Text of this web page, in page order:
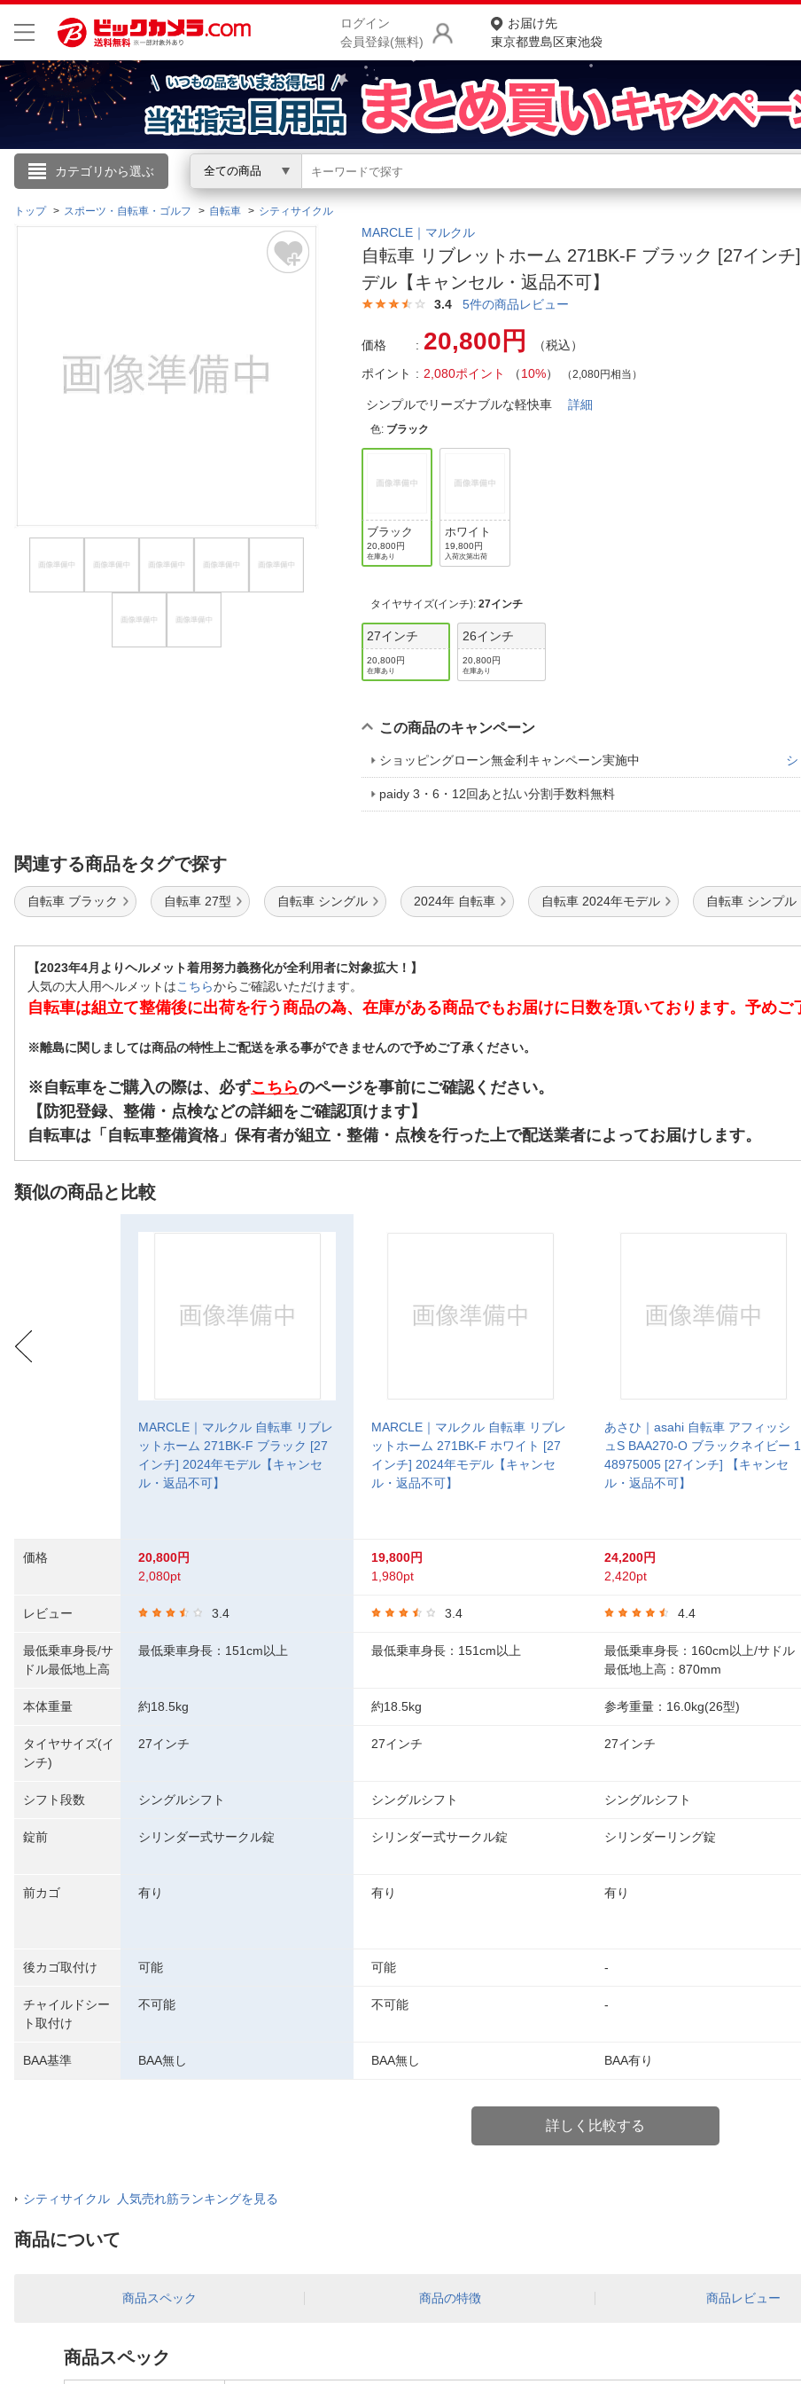
ログイン
会員登録(無料)
お届け先
東京都豊島区東池袋
カテゴリから選ぶ 全ての商品
こんにちは
ログイン
閲覧履歴
商品をさがす
ランキングからさがす
カテゴリ一覧からさがす
お客様サポート
ご利用ガイド
よくある質問・お問合せ
店
ネ
店
トップ スポーツ・自転車・ゴルフ 自転車 シティサイクル
MARCLE｜マルクル
自転車 リブレットホーム 271BK-F ブラック [27インチ
デル【キャンセル・返品不可】
3.4 5件の商品レビュー
価格 20,800円
（税込）
ポイント
2,080ポイント （10%） （2,080円相当）
シンプルでリーズナブルな軽快車詳細
色: ブラック
ブラック
20,800円
在庫あり
ホワイト
19,800円
入荷次第出荷
タイヤサイズ(インチ):27インチ
27インチ
20,800円
在庫あり
26インチ
20,800円
在庫あり
この商品のキャンペーン
ショッピングローン無金利キャンペーン実施中
paidy 3・6・12回あと払い分割手数料無料
関連する商品をタグで探す
自転車 ブラック 自転車 27型 自転車 シングル 2024年 自転車 自転車 2024年モデル 自転車 シンプル
【2023年4月よりヘルメット着用努力義務化が全利用者に対象拡大！】
人気の大人用ヘルメットはこちらからご確認いただけます。
自転車は組立て整備後に出荷を行う商品の為、在庫がある商品でもお届けに日数を頂いております。予めご
※離島に関しましては商品の特性上ご配送を承る事ができませんので予めご了承ください。
※自転車をご購入の際は、必ずこちらのページを事前にご確認ください。
【防犯登録、整備・点検などの詳細をご確認頂けます】
自転車は「自転車整備資格」保有者が組立・整備・点検を行った上で配送業者によってお届けします。
類似の商品と比較
価格
レビュー
最低乗車身長/サ
ドル最低地上高
本体重量
タイヤサイズ(イ
ンチ)
シフト段数
錠前
前カゴ
後カゴ取付け
チャイルドシー
ト取付け
BAA基準
MARCLE｜マルクル 自転車 リブレ
ットホーム 271BK-F ブラック [27
インチ] 2024年モデル【キャンセ
ル・返品不可】
20,800円
2,080pt
3.4
最低乗車身長：151cm以上
約18.5kg
27インチ
シングルシフト
シリンダー式サークル錠
有り
可能
不可能
BAA無し
MARCLE｜マルクル 自転車 リブレ
ットホーム 271BK-F ホワイト [27
インチ] 2024年モデル【キャンセ
ル・返品不可】
19,800円
1,980pt
3.4
最低乗車身長：151cm以上
約18.5kg
27インチ
シングルシフト
シリンダー式サークル錠
有り
可能
不可能
BAA無し
あさひ｜asahi 自転車 アフィッシ
ュS BAA270-O ブラックネイビー 1
48975005 [27インチ] 【キャンセ
ル・返品不可】
24,200円
2,420pt
4.4
最低乗車身長：160cm以上/サドル
最低地上高：870mm
参考重量：16.0kg(26型)
27インチ
シングルシフト
シリンダーリング錠
有り
-
-
BAA有り
詳しく比較する
シティサイクル 人気売れ筋ランキングを見る
商品について
商品スペック 商品の特徴 商品レビュー
商品スペック